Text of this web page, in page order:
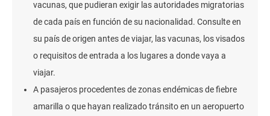
vacunas, que pudieran exigir las autoridades migratorias
de cada país en función de su nacionalidad. Consulte en
su país de origen antes de viajar, las vacunas, los visados
o requisitos de entrada a los lugares a donde vaya a
viajar.
A pasajeros procedentes de zonas endémicas de fiebre
amarilla o que hayan realizado tránsito en un aeropuerto